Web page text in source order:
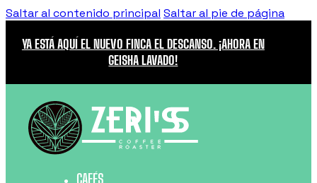
Saltar al contenido principal Saltar al pie de página
YA ESTÁ AQUÍ EL NUEVO FINCA EL DESCANSO. ¡AHORA EN
GEISHA LAVADO!
CAFÉS